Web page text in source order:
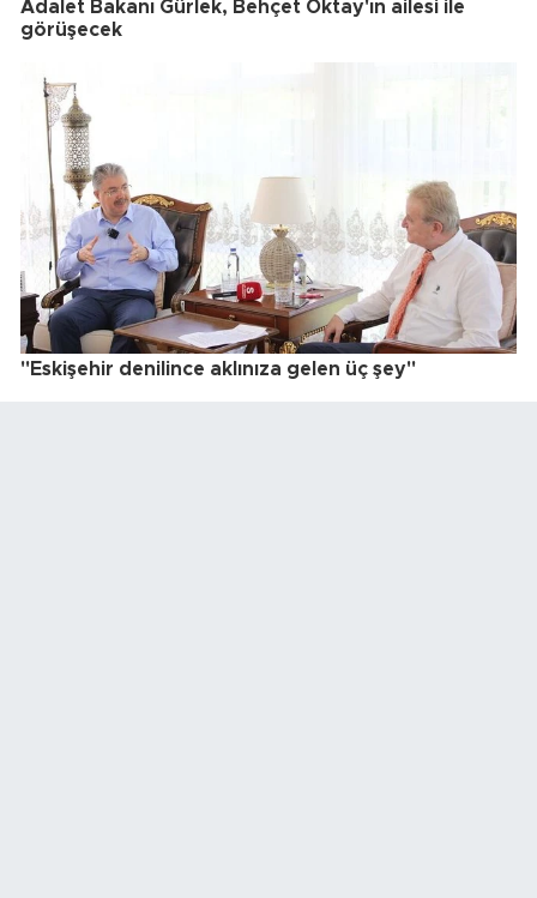
Adalet Bakanı Gürlek, Behçet Oktay'ın ailesi ile
görüşecek
"Eskişehir denilince aklınıza gelen üç şey"